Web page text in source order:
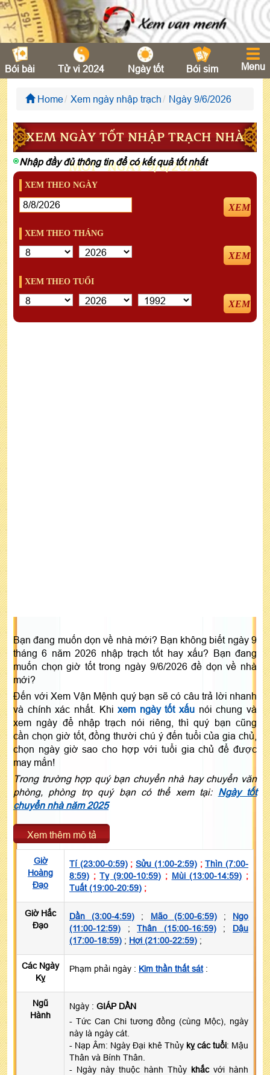
Bói bài Tử vi 2024 Ngày tốt Bói sim Menu
Home Xem ngày nhập trạch Ngày 9/6/2026
XEM NGÀY TỐT NHẬP TRẠCH NHÀ
MỚI - NGÀY 9/6/2026
Nhập đầy đủ thông tin để có kết quả tốt nhất
XEM THEO NGÀY
XEM
XEM THEO THÁNG
XEM
XEM THEO TUỔI
XEM
Bạn đang muốn dọn về nhà mới? Bạn không biết ngày 9
tháng 6 năm 2026 nhập trạch tốt hay xấu? Bạn đang
muốn chọn giờ tốt trong ngày 9/6/2026 đề dọn về nhà
mới?
Đến với Xem Vận Mệnh quý bạn sẽ có câu trả lời nhanh
và chính xác nhất. Khixem ngày tốt xấu nói chung và
xem ngày để nhập trạch nói riêng, thì quý bạn cũng
cần chọn giờ tốt, đồng thười chú ý đến tuổi của gia chủ,
chọn ngày giờ sao cho hợp với tuổi gia chủ để được
may mắn!
Trong trường hợp quý bạn chuyển nhà hay chuyển văn
phòng, phòng trọ quý bạn có thể xem tại: Ngày tốt
chuyển nhà năm 2025
Xem thêm mô tả
Giờ
Hoàng
Đạo
Tí (23:00-0:59);Sửu (1:00-2:59);Thìn (7:00-
8:59) ;Tỵ (9:00-10:59) ; Mùi (13:00-14:59) ;
Tuất (19:00-20:59) ;
Giờ Hắc
Đạo
Dần (3:00-4:59) ; Mão (5:00-6:59); Ngọ
(11:00-12:59) ;Thân (15:00-16:59); Dậu
(17:00-18:59) ; Hợi (21:00-22:59) ;
Các Ngày
Kỵ
Phạm phải ngày : Kim thần thất sát:
Ngũ
Hành
Ngày : GIÁP DẦN
- Tức Can Chi tương đồng (cùng Mộc), ngày
này là ngày cát.
- Nạp Âm: Ngày Đại khê Thủy kỵ các tuổi: Mậu
Thân và Bính Thân.
- Ngày này thuộc hành Thủy khắcvới hành